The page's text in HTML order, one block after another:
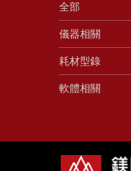
全部
儀器相關
耗材型錄
軟體相關